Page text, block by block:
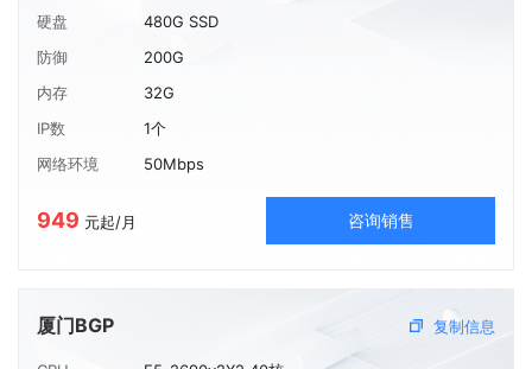
硬盘
480G SSD
防御
200G
内存
32G
IP数
1个
网络环境
50Mbps
949 元起/月 咨询销售
厦门BGP 复制信息